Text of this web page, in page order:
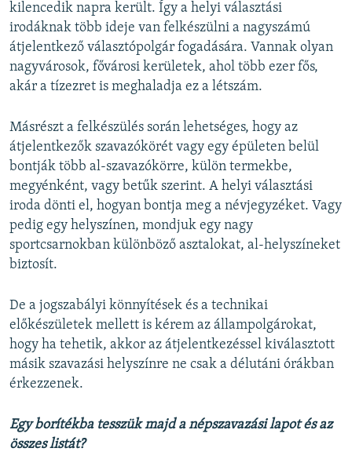
kilencedik napra került. Így a helyi választási
irodáknak több ideje van felkészülni a nagyszámú
átjelentkező választópolgár fogadására. Vannak olyan
nagyvárosok, fővárosi kerületek, ahol több ezer fős,
akár a tízezret is meghaladja ez a létszám.
Másrészt a felkészülés során lehetséges, hogy az
átjelentkezők szavazókörét vagy egy épületen belül
bontják több al-szavazókörre, külön termekbe,
megyénként, vagy betűk szerint. A helyi választási
iroda dönti el, hogyan bontja meg a névjegyzéket. Vagy
pedig egy helyszínen, mondjuk egy nagy
sportcsarnokban különböző asztalokat, al-helyszíneket
biztosít.
De a jogszabályi könnyítések és a technikai
előkészületek mellett is kérem az állampolgárokat,
hogy ha tehetik, akkor az átjelentkezéssel kiválasztott
másik szavazási helyszínre ne csak a délutáni órákban
érkezzenek.
Egy borítékba tesszük majd a népszavazási lapot és az
összes listát?